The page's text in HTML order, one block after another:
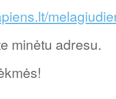
minėtu adresu.